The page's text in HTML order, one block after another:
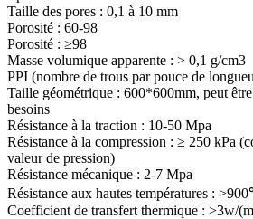
Taille des pores : 0,1 à 10 mm
Porosité : 60-98
Porosité : ≥98
Masse volumique apparente : > 0,1 g/cm3
PPI (nombre de trous par pouce de
Taille géométrique : 600*600mm, peut
besoins
Résistance à la traction : 10-50 Mpa
Résistance à la compression : ≥ 250 kPa
valeur de pression)
Résistance mécanique : 2-7 Mpa
Résistance aux hautes températures :
Coefficient de transfert thermique : >3w/